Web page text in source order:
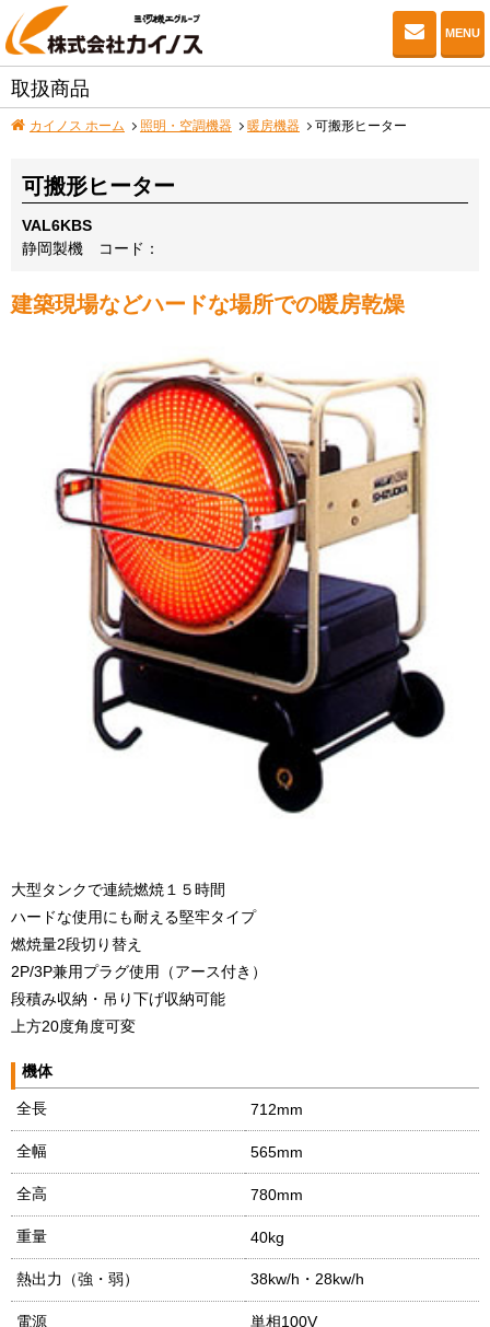
お問
MENU
取扱商品
カイノス ホーム 照明・空調機器 暖房機器 可搬形ヒーター
可搬形ヒーター
VAL6KBS
静岡製機
コード：
建築現場などハードな場所での暖房乾燥
大型タンクで連続燃焼１５時間
ハードな使用にも耐える堅牢タイプ
燃焼量2段切り替え
2P/3P兼用プラグ使用（アース付き）
段積み収納・吊り下げ収納可能
上方20度角度可変
機体
全長 712mm
全幅 565mm
全高 780mm
重量 40kg
熱出力（強・弱） 38kw/h・28kw/h
電源 単相100V